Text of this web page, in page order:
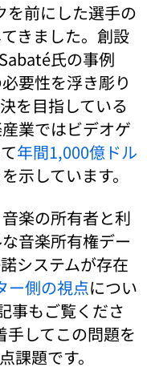
前にした選手の
きました。創設
氏の事例
要性を浮き彫り
を目指している
業ではビデオゲ
年間1,000億ドル
示しています。
楽の所有者と利
音楽所有権デー
システムが存在
ー側の視点につい
事もご覧くださ
してこの問題を
課題です。